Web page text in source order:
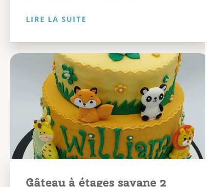
LIRE LA SUITE
Gâteau à étages savane 2